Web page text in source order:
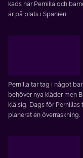
kaos när Pernilla och
är på plats i Spanien.
Pernilla tar tag i något
behöver nya kläder men
klä sig. Dags för
planerat en överraskning.